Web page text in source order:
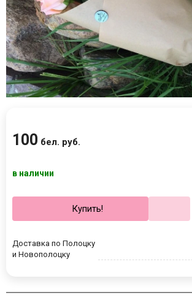
100 бел. руб.
в наличии
Купить!
Доставка по Полоцку
и Новополоцку